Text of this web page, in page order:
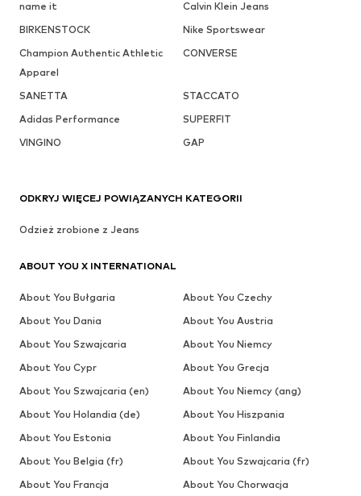
name it
Calvin Klein Jeans
BIRKENSTOCK
Nike Sportswear
Champion Authentic Athletic
Apparel
CONVERSE
SANETTA
STACCATO
Adidas Performance
SUPERFIT
VINGINO
GAP
ODKRYJ WIĘCEJ POWIĄZANYCH KATEGORII
Odzież zrobione z Jeans
ABOUT YOU X INTERNATIONAL
About You Bułgaria
About You Czechy
About You Dania
About You Austria
About You Szwajcaria
About You Niemcy
About You Cypr
About You Grecja
About You Szwajcaria (en)
About You Niemcy (ang)
About You Holandia (de)
About You Hiszpania
About You Estonia
About You Finlandia
About You Belgia (fr)
About You Szwajcaria (fr)
About You Francja
About You Chorwacja